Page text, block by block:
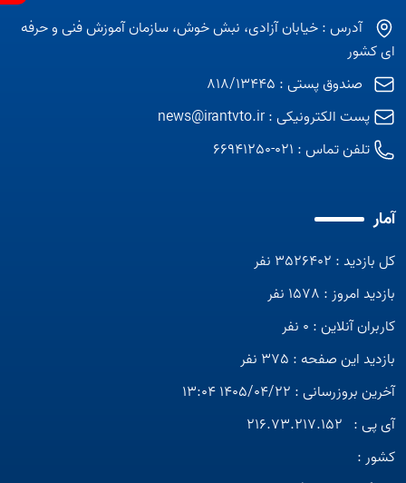
آدرس : خیابان آزادی، نبش خوش، سازمان آموزش فنی و حرفه
ای کشور
صندوق پستی : 818/13445
پست الکترونیکی :news@irantvto.ir
تلفن تماس : 021-66941250
آمار
کل بازدید : 3526402 نفر
بازدید امروز : 1578 نفر
کاربران آنلاین : 0 نفر
بازدید این صفحه : 375 نفر
آخرین بروزرسانی : 1405/04/22 13:04
آی پی : 216.73.217.152
کشور :